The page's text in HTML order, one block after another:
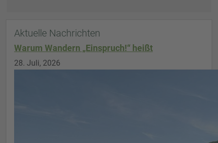
Aktuelle Nachrichten
Warum Wandern „Einspruch!“ heißt
28. Juli, 2026